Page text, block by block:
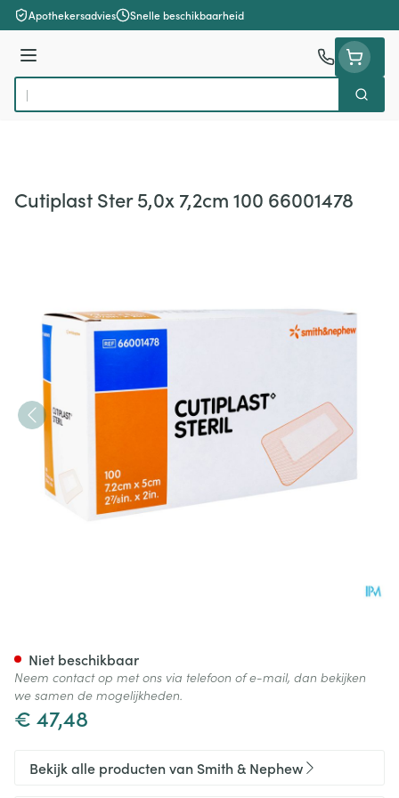
Ga naar de inhoud
Apothekersadvies Snelle beschikbaarheid
Menu
Product, merk, categorie...
Zoek
Cutiplast Ster 5,0x 7,2cm 100 66001478
€ 47,48
Niet beschikbaar
Neem contact op met ons via telefoon of e-mail, dan bekijken
we samen de mogelijkheden.
Bekijk alle producten van Smith & Nephew